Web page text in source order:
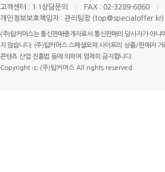
고객센터 : 1:1상담문의
FAX : 02-3289-6860
개인정보보호책임자 : 관리팀장 (top@specialoffer.kr)
(주)탑커머스는 통신판매중개자로서 통신판매의 당사자가 아
지 않습니다. (주)탑커머스 스페셜오퍼 사이트의 상품/판매자
콘텐츠 산업 진흥법 등에 의하여 엄격히 금지합니다.
Copyright ⓒ (주)탑커머스 All rights reserved.